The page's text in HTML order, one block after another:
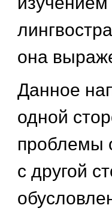
она
Данное
одной
проблемы
с другой